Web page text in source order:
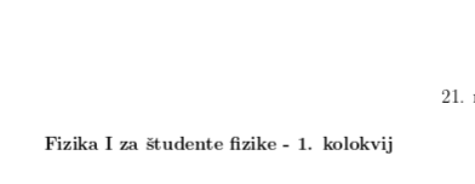
21.
Fizika I za ˇstudente fizike - 1. kolokvij